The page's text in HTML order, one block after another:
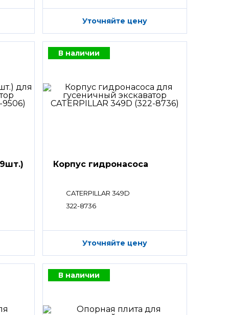
Уточняйте цену
В наличии
Корпус гидронасоса
CATERPILLAR 349D
322-8736
Уточняйте цену
В наличии